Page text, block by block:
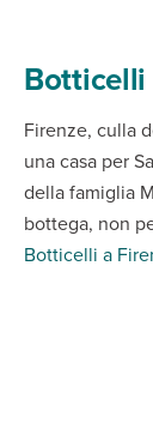
Botticelli
Firenze, culla
una casa per
della famiglia
bottega, non
Botticelli a